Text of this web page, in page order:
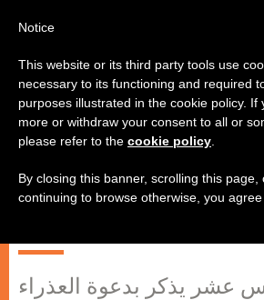
البرص الذي يشوه الإنسان
هو الخطيئة؛ هو الكبرياء
تولد في النفس البشرية
عشر يذكر بدعوة العذراء
Notice
This website or its third party tools use
necessary to its functioning and required
purposes illustrated in the cookie policy. If
more or withdraw your consent to all or
please refer to the cookie policy
By closing this banner, scrolling this page,
continuing to browse otherwise, you